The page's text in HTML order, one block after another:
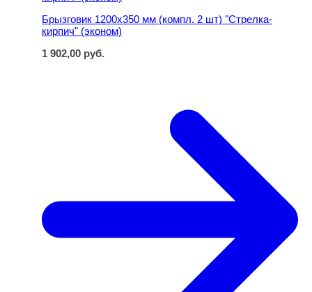
Брызговик 1200х350 мм (компл. 2 шт) "Стрелка-
кирпич" (эконом)
1 902,00 руб.